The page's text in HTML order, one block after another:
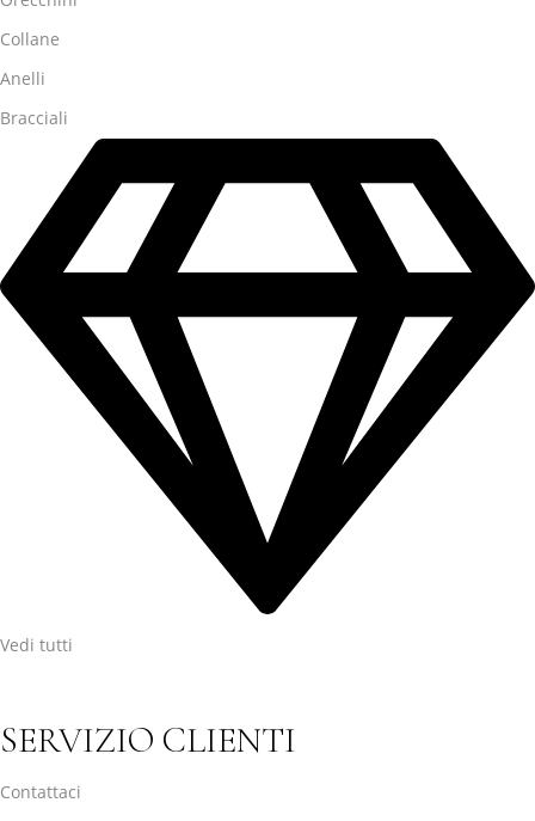
Collane
Anelli
Bracciali
Vedi tutti
SERVIZIO CLIENTI
Contattaci